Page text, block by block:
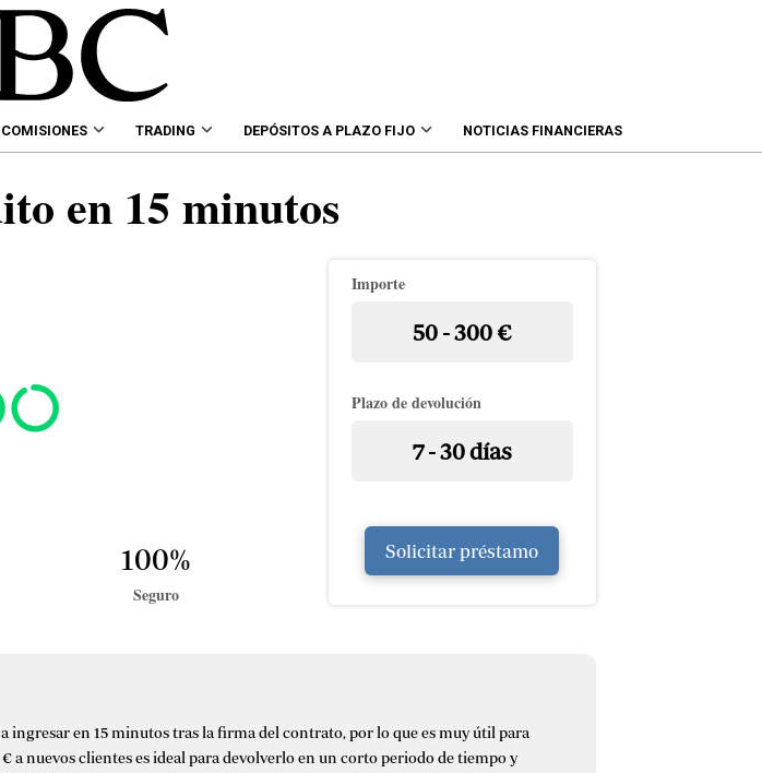
TRADING DEPÓSITOS A PLAZO FIJO NOTICIAS FINANCIERAS
en 15 minutos
100%
Seguro
Importe
50 - 300 €
Plazo de devolución
7 - 30 días
Solicitar préstamo
ingresar en 15 minutos tras la firma del contrato, por lo que es muy útil para
nuevos clientes es ideal para devolverlo en un corto periodo de tiempo y